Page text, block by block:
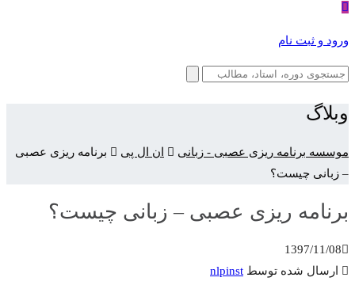
ورود و ثبت نام
وبلاگ
موسسه برنامه ریزی عصبی - زبانی ان ال پی
برنامه ریزی عصبی
– زبانی چیست؟
برنامه ریزی عصبی – زبانی چیست؟
1397/11/08
ارسال شده توسط nlpinst